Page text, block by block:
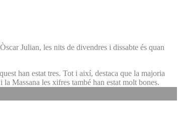
Julian, les nits de divendres i dissabte és quan
han estat tres. Tot i així, destaca que la majoria
Massana les xifres també han estat molt bones.